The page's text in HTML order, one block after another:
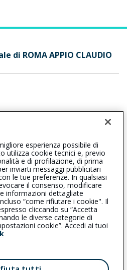
di ROMA APPIO CLAUDIO
(RM)
065940890
controllo dell’IVASS. Consulta il
| Il Gruppo Generali
esperienza possibile di
utilizza cookie tecnici e, previo
e di profilazione, di prima
inviarti messaggi pubblicitari
le tue preferenze. In qualsiasi
il consenso, modificare
informazioni dettagliate
“come rifiutare i cookie". Il
cliccando su “Accetta
le diverse categorie di
cookie”. Accedi ai tuoi